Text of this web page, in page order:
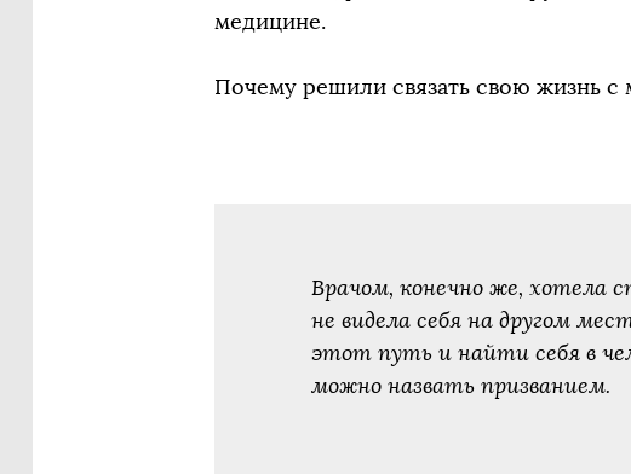
медицине.
Почему решили связать свою жизнь с
Врачом, конечно же, хотела
не видела себя на другом
этот путь и найти себя в
можно назвать призванием.